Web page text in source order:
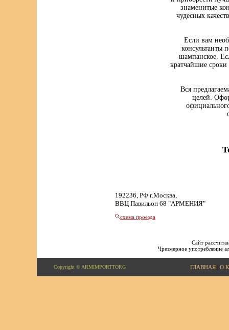
знаменитые
чудесных
Если вам
консультанты
шампанское.
кратчайшие
Вся
целей.
192236, РФ г.Москва,
ВВЦ Павильон 68 "АРМЕНИЯ"
схема проезда
Сайт
Чрезмерное употребление
Copyright © ARMIMPORTTORG ГЛАВНАЯ| О